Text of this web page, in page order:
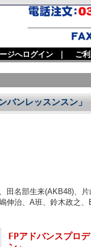
ジへログイン ご
バンレッスンスン」
田名部生来(AKB48)、
伸治、A班、鈴木政之
FPアドバンスプロ